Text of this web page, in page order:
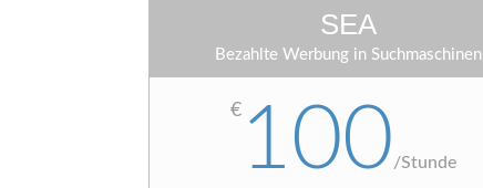
SEA
Bezahlte Werbung in Suchmaschinen
€100/Stunde